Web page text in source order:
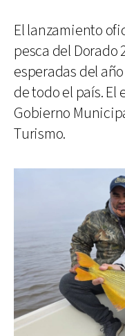
El lanzamiento
pesca del Dorado
esperadas del
de todo el país. El
Gobierno
Turismo.